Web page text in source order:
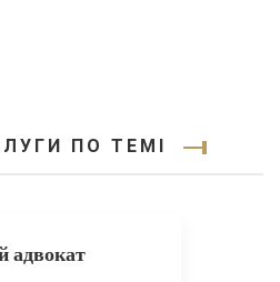
ПО ТЕМІ
адвокат